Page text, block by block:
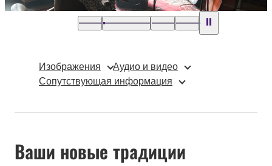
Изображения
Аудио и видео
Сопутствующая информация
Ваши новые традиции